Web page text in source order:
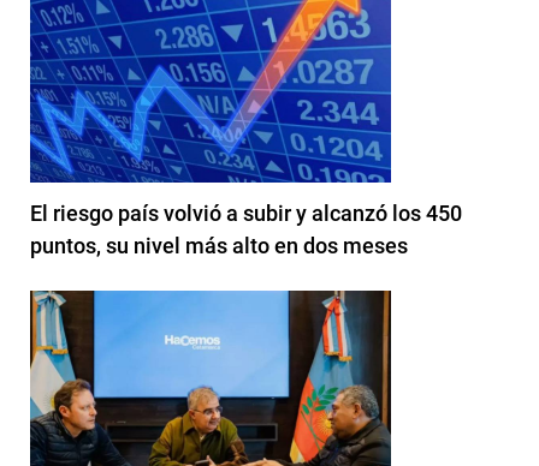
El riesgo país volvió a subir y alcanzó los 450
puntos, su nivel más alto en dos meses